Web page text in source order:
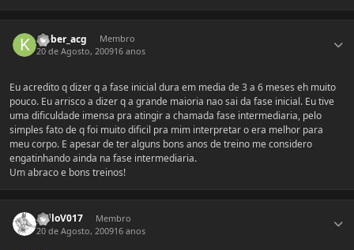
kleber_acg
Membro
20 de Agosto, 200916 anos
Eu acredito q dizer q a fase inicial dura em media de 3 a 6 meses eh muito
pouco. Eu arrisco a dizer q a grande maioria nao sai da fase inicial. Eu tive
uma dificuldade imensa pra atingir a chamada fase intermediaria, pelo
simples fato de q foi muito dificil pra mim interpretar o era melhor para
meu corpo. E apesar de ter alguns bons anos de treino me considero
engatinhando ainda na fase intermediaria.
Um abraco e bons treinos!
galloV017
Membro
20 de Agosto, 200916 anos